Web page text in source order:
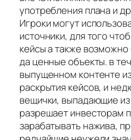
употребления плана и
Игроки могут
источники, для того
кейсы а также возможно
да ценные объекты. в
выпущенном контенте
раскрытия кейсов, и
вещички, выпадающие из
разрешает инвесторам
зарабатывать нажива,